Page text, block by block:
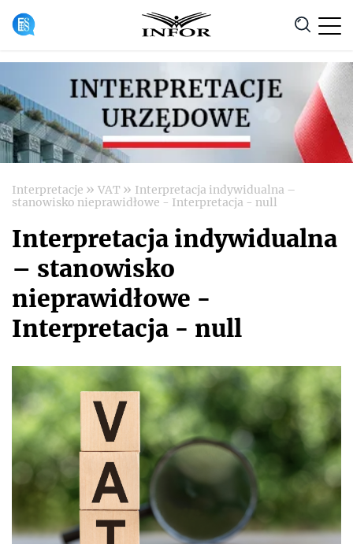
Anuluj
Interpretacje » VAT » Interpretacja indywidualna –
stanowisko nieprawidłowe - Interpretacja - null
Interpretacja indywidualna
– stanowisko
nieprawidłowe -
Interpretacja - null